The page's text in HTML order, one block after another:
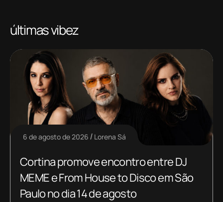
últimas vibez
6 de agosto de 2026 Lorena Sá
Cortina promove encontro entre DJ
MEME e From House to Disco em São
Paulo no dia 14 de agosto